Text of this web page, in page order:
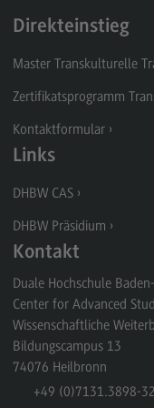
Master
(External link)
Zertifikatskurs
(External link)
Links &
Direkteinstieg
Master Transkulturelle
Zertifikatsprogramm
Kontaktformular
Links
DHBW CAS
DHBW Präsidium
Kontakt
Duale Hochschule
Center for Advanced
Wissenschaftliche
Bildungscampus 13
74076 Heilbronn
+49 (0)7131.3898-